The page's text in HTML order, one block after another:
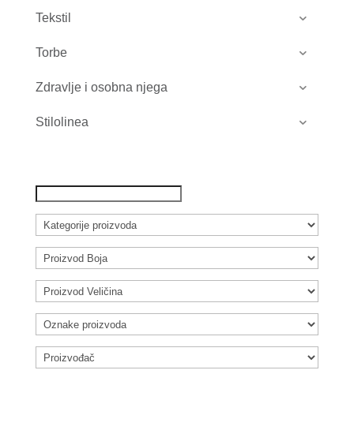
Tekstil
Torbe
Zdravlje i osobna njega
Stilolinea